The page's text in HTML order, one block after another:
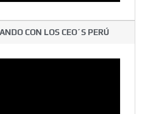
CON LOS CEO´S PERÚ